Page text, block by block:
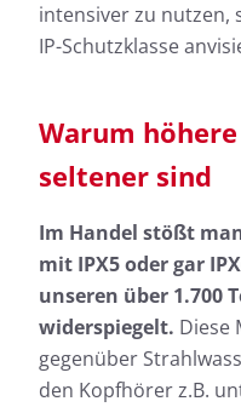
intensiver zu nutzen,
IP-Schutzklasse
Warum
seltener sind
Im Handel stößt
mit IPX5 oder gar
unseren über 1.700
widerspiegelt. Diese
gegenüber
den Kopfhörer z.B.